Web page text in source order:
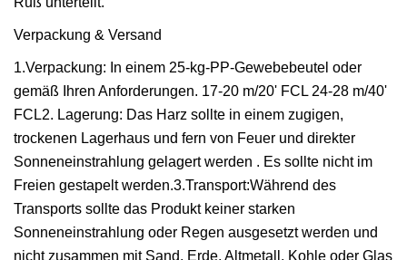
Verpackung & Versand
1.Verpackung: In einem 25-kg-PP-Gewebebeutel oder
gemäß Ihren Anforderungen. 17-20 m/20' FCL 24-28 m/40'
FCL2. Lagerung: Das Harz sollte in einem zugigen,
trockenen Lagerhaus und fern von Feuer und direkter
Sonneneinstrahlung gelagert werden . Es sollte nicht im
Freien gestapelt werden.3.Transport:Während des
Transports sollte das Produkt keiner starken
Sonneneinstrahlung oder Regen ausgesetzt werden und
nicht zusammen mit Sand, Erde, Altmetall, Kohle oder Glas